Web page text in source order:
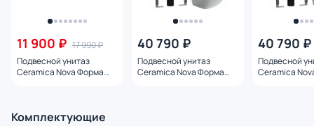
11 900 ₽ 17 990 ₽
Подвесной унитаз
Ceramica Nova Форма
40 790 ₽
Подвесной унитаз
Ceramica Nova Форма
40 790 ₽
Подвесной
Ceramica
Комплектующие